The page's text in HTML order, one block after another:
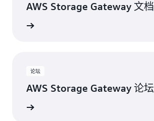
AWS Storage Gateway 文档
论坛
AWS Storage Gateway 论坛